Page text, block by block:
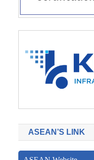
ASEAN’S LINK